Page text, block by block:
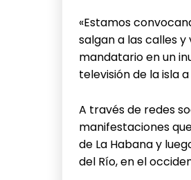
«Estamos
salgan a las calles
mandatario en un
televisión de la isla
A través de redes
manifestaciones
de La Habana y
del Río, en el